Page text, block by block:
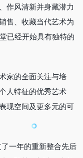
作风清新并身藏潜力
售、收藏当代艺术为
已经开始具有独特的
家的全面关注与培
人特征的优秀艺术
现空间及更多元的可
一年的重新整合先后